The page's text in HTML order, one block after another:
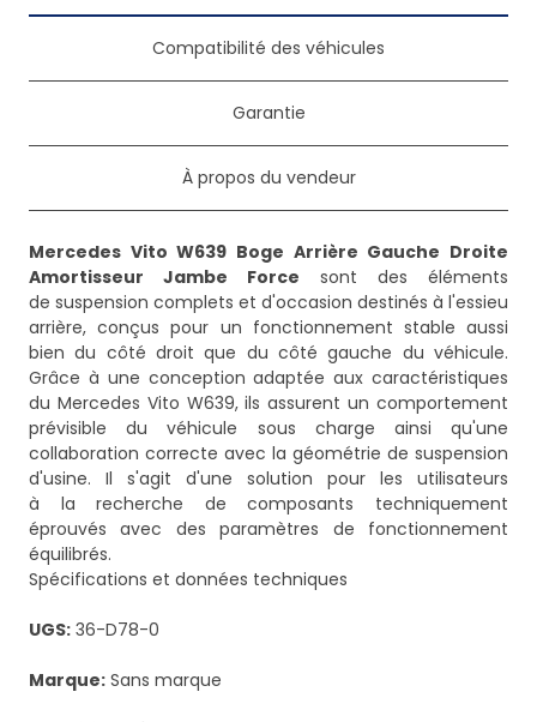
Compatibilité des véhicules
Garantie
À propos du vendeur
Mercedes Vito W639 Boge Arrière Gauche Droite
Amortisseur Jambe Force sont des éléments
de suspension complets et d'occasion destinés à l'essieu
arrière, conçus pour un fonctionnement stable aussi
bien du côté droit que du côté gauche du véhicule.
Grâce à une conception adaptée aux caractéristiques
du Mercedes Vito W639, ils assurent un comportement
prévisible du véhicule sous charge ainsi qu'une
collaboration correcte avec la géométrie de suspension
d'usine. Il s'agit d'une solution pour les utilisateurs
à la recherche de composants techniquement
éprouvés avec des paramètres de fonctionnement
équilibrés.
Spécifications et données techniques
UGS: 36-D78-0
Marque: Sans marque